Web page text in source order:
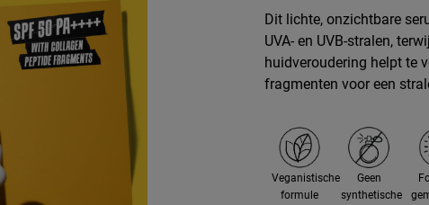
Dit lichte, onzichtbare
UVA- en UVB-stralen,
huidveroudering helpt te
fragmenten voor een
Veganistische
formule
Geen
synthetische